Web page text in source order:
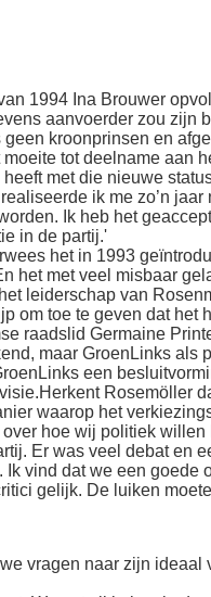
1994 Ina Brouwer
aanvoerder zou zijn
kroonprinsen en
tot deelname aan
met die nieuwe
ik me zo’n
Ik heb het
in de partij.'
het in 1993
het met veel misbaar
leiderschap van
om toe te geven dat het
raadslid Germaine
maar GroenLinks als
een
Rosemöller
waarop het
hoe wij politiek willen
Er was veel debat en
vind dat we een goede
ge­lijk. De luiken
vragen naar zijn ideaal